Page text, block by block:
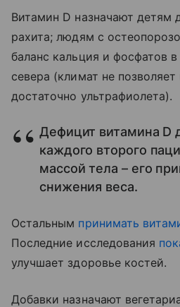
Витамин D назначают детям
рахита; людям с
баланс кальция и фосфатов
севера (климат не
достаточно ультрафиолета).
Дефицит витамина D
каждого второго
массой тела – его
снижения веса.
Остальным принимать
Последние исследования
улучшает здоровье костей.
Добавки назначают